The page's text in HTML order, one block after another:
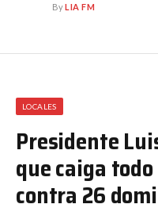
ByLIA FM
LOCALES
Presidente
que caiga
contra 26